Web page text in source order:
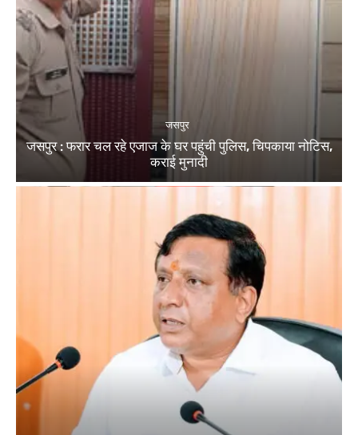
जसपुर
जसपुर : फरार चल रहे एजाज के घर पहुंची पुलिस, चिपकाया नोटिस,
कराई मुनादी